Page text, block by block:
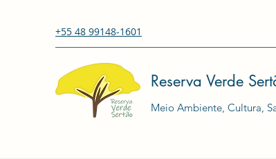
+55 48 99148-1601
Reserva Verde
Meio Ambiente, Cultura,